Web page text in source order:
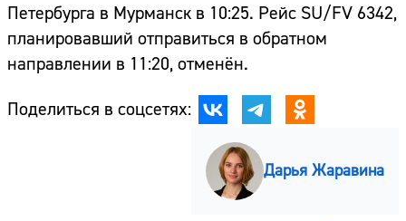
Петербурга в Мурманск в 10:25. Рейс SU/FV 6342,
планировавший отправиться в обратном
направлении в 11:20, отменён.
Поделиться в соцсетях:
Дарья Жаравина